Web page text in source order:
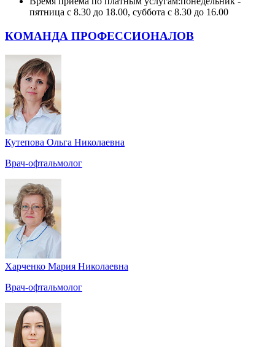
пятница с 8.30 до 18.00, суббота с 8.30 до 16.00
КОМАНДА ПРОФЕССИОНАЛОВ
Кутепова Ольга Николаевна
Врач-офтальмолог
Харченко Мария Николаевна
Врач-офтальмолог